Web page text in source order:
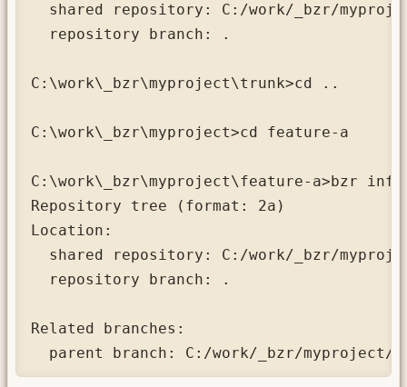
shared repository: C:/work/_bzr/
  repository branch: .
C:\work\_bzr\myproject\trunk>cd ..
C:\work\_bzr\myproject>cd feature-a
C:\work\_bzr\myproject\feature-a>bzr info
Repository tree (format: 2a)
Location:
shared repository: C:/work/_bzr/
  repository branch: .
Related branches:
parent branch: C:/work/_bzr/myproject/